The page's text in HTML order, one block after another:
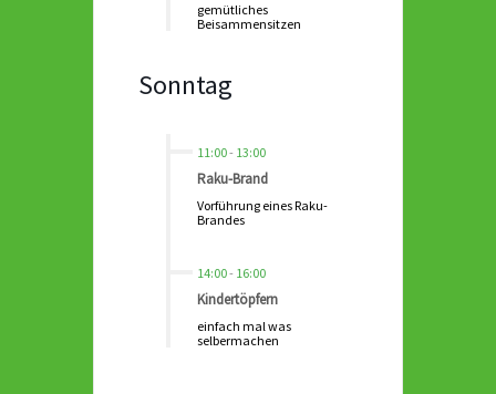
gemütliches
Beisammensitzen
Sonntag
11:00- 13:00
Raku-Brand
Vorführung eines Raku-
Brandes
14:00- 16:00
Kindertöpfern
einfach mal was
selbermachen